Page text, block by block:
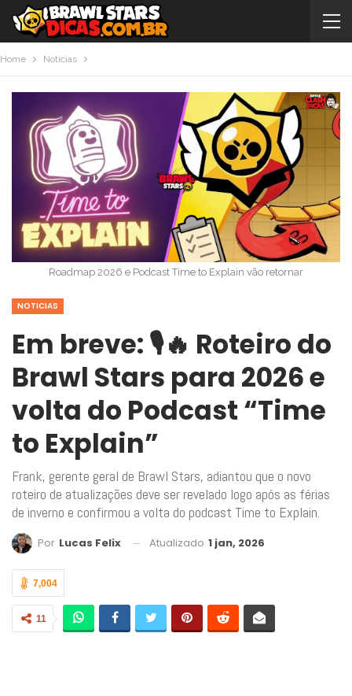
Home Noticias
Roadmap 2026 e Podcast Time to Explain vão retornar
NOTICIAS
Em breve: 🎙️🔥 Roteiro do
Brawl Stars para 2026 e
volta do Podcast “Time
to Explain”
Frank, gerente geral de Brawl Stars, adiantou que o novo
roteiro de atualizações deve ser revelado logo após as férias
de inverno e confirmou a volta do podcast Time to Explain.
Por Lucas Felix Atualizado 1 jan, 2026
7,004
11